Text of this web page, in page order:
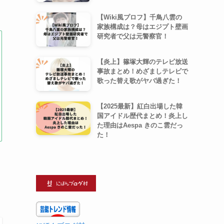
【Wiki風プロフ】千鳥八雲の
家族構成は？母はエジプト壁画
研究者で父は元警察官！
【炎上】篠塚大輝のテレビ放送
事故まとめ！めざましテレビで
歌った替え歌がヤバ過ぎた！
【2025最新】紅白出場した韓
国アイドル歴代まとめ！炎上し
た理由はAespa きのこ雲だっ
た！